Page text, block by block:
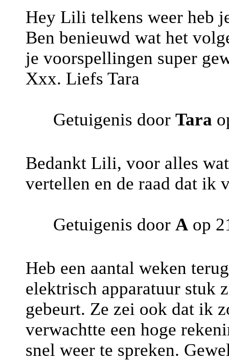
Hey Lili telkens weer heb
Ben benieuwd wat het
je voorspellingen super
Xxx. Liefs Tara
Getuigenis door Tara
Bedankt Lili, voor alles
vertellen en de raad dat ik
Getuigenis door A op
Heb een aantal weken
elektrisch apparatuur stuk
gebeurt. Ze zei ook dat ik
verwachtte een hoge
snel weer te spreken.